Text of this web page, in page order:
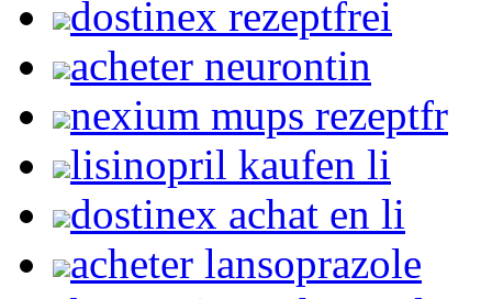
dostinex rezeptfrei
acheter neurontin
nexium mups rezeptfr
lisinopril kaufen li
dostinex achat en li
acheter lansoprazole